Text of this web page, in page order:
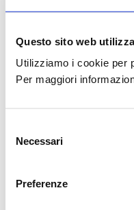
Questo sito web
Utilizziamo i cookie per
Per maggiori
delNecessari
Preferenze